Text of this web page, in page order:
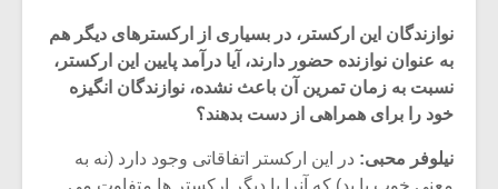
نوازندگان این ارکستر، در بسیاری از ارکسترهای دیگر هم
به عنوان نوازنده حضور دارند، آیا درآمد پایین این ارکستر،
نسبت به زمان تمرین آن باعث نشده، نوازندگان انگیزه
خود را برای همراهی از دست بدهند؟
نیلوفر محبی: در این ارکستر اتفاقاتی وجود دارد (نه به